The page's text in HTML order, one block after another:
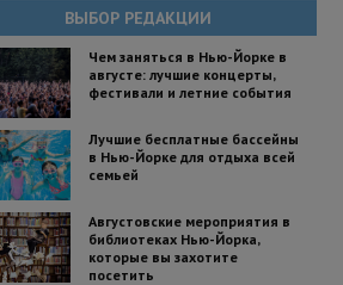
ВЫБОР РЕДАКЦИИ
Чем заняться в Нью-Йорке в
августе: лучшие концерты,
фестивали и летние события
Лучшие бесплатные бассейны
в Нью-Йорке для отдыха всей
семьей
Августовские мероприятия в
библиотеках Нью-Йорка,
которые вы захотите
посетить